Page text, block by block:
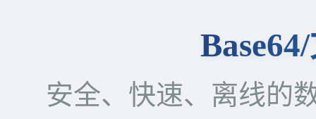
安全、快速、离线的